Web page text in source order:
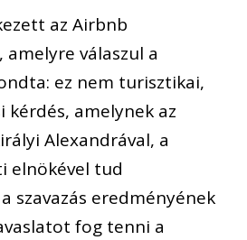
az Airbnb
amelyre válaszul a
ez nem turisztikai,
kérdés, amelynek az
Alexandrával, a
elnökével tud
szavazás eredményének
fog tenni a